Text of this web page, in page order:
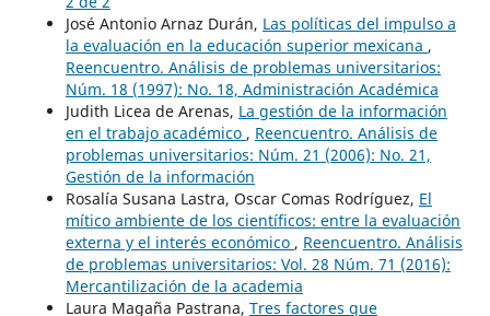
José Antonio Arnaz Durán, Las políticas del impulso a
la evaluación en la educación superior mexicana ,
Reencuentro. Análisis de problemas universitarios:
Núm. 18 (1997): No. 18, Administración Académica
Judith Licea de Arenas, La gestión de la información
en el trabajo académico , Reencuentro. Análisis de
problemas universitarios: Núm. 21 (2006): No. 21,
Gestión de la información
Rosalía Susana Lastra, Oscar Comas Rodríguez, El
mítico ambiente de los científicos: entre la evaluación
externa y el interés económico , Reencuentro. Análisis
de problemas universitarios: Vol. 28 Núm. 71 (2016):
Mercantilización de la academia
Laura Magaña Pastrana, Tres factores que